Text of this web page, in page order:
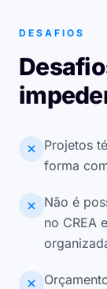
DESAFIOS
Projetos
forma
Não é
no CREA